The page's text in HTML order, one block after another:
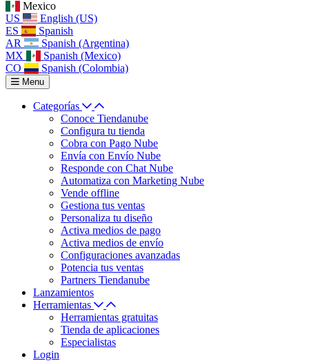
Mexico
US
English (US)
ES
Spanish
AR
Spanish (Argentina)
MX
Spanish (Mexico)
CO
Spanish (Colombia)
Menu
Categorías
Conoce Tiendanube
Configura tu tienda
Cobra con Pago Nube
Envía con Envío Nube
Responde con Chat Nube
Automatiza con Marketing Nube
Vende offline
Gestiona tus ventas
Personaliza tu diseño
Activa medios de pago
Activa medios de envío
Configuraciones avanzadas
Potencia tus ventas
Partners Tiendanube
Lanzamientos
Herramientas
Herramientas gratuitas
Tienda de aplicaciones
Especialistas
Login